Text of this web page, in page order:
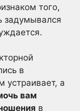
того,
задумывался
в
устраивает, а
вам
в